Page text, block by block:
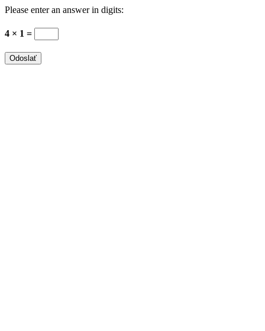
Please enter an answer in digits:
4 × 1 =